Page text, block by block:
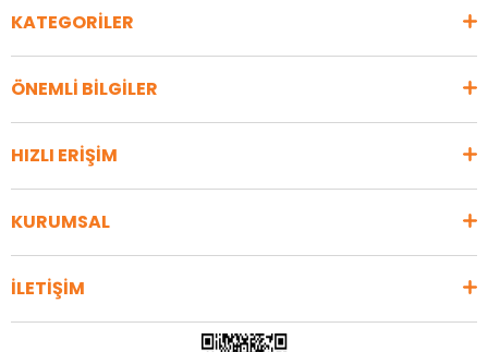
KATEGORİLER
ÖNEMLİ BİLGİLER
HIZLI ERİŞİM
KURUMSAL
İLETİŞİM